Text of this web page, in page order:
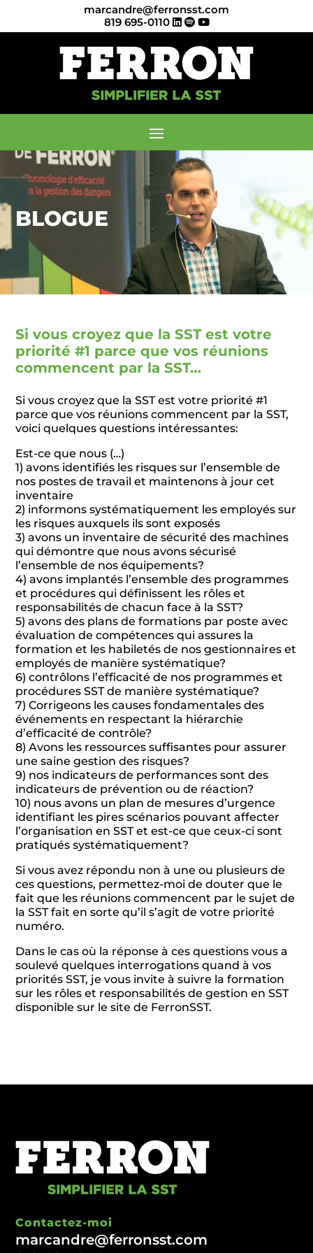
marcandre@ferronsst.com
819 695-0110
BLOGUE
Si vous croyez que la SST est votre
priorité #1 parce que vos réunions
commencent par la SST…
Si vous croyez que la SST est votre priorité #1
parce que vos réunions commencent par la SST,
voici quelques questions intéressantes:
Est-ce que nous (…)
1) avons identifiés les risques sur l’ensemble de
nos postes de travail et maintenons à jour cet
inventaire
2) informons systématiquement les employés sur
les risques auxquels ils sont exposés
3) avons un inventaire de sécurité des machines
qui démontre que nous avons sécurisé
l’ensemble de nos équipements?
4) avons implantés l’ensemble des programmes
et procédures qui définissent les rôles et
responsabilités de chacun face à la SST?
5) avons des plans de formations par poste avec
évaluation de compétences qui assures la
formation et les habiletés de nos gestionnaires et
employés de manière systématique?
6) contrôlons l’efficacité de nos programmes et
procédures SST de manière systématique?
7) Corrigeons les causes fondamentales des
événements en respectant la hiérarchie
d’efficacité de contrôle?
8) Avons les ressources suffisantes pour assurer
une saine gestion des risques?
9) nos indicateurs de performances sont des
indicateurs de prévention ou de réaction?
10) nous avons un plan de mesures d’urgence
identifiant les pires scénarios pouvant affecter
l’organisation en SST et est-ce que ceux-ci sont
pratiqués systématiquement?
Si vous avez répondu non à une ou plusieurs de
ces questions, permettez-moi de douter que le
fait que les réunions commencent par le sujet de
la SST fait en sorte qu’il s’agit de votre priorité
numéro.
Dans le cas où la réponse à ces questions vous a
soulevé quelques interrogations quand à vos
priorités SST, je vous invite à suivre la formation
sur les rôles et responsabilités de gestion en SST
disponible sur le site de FerronSST.
Contactez-moi
marcandre@ferronsst.com